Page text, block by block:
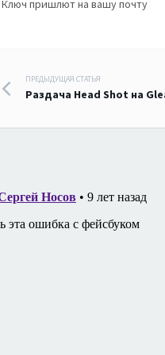
Ключ пришлют на вашу почту
Навигация
по
ПРЕДЫДУЩАЯ СТАТЬЯ
Раздача Head Shot на